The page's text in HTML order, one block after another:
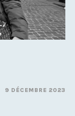
9 DÉCEMBRE 2023